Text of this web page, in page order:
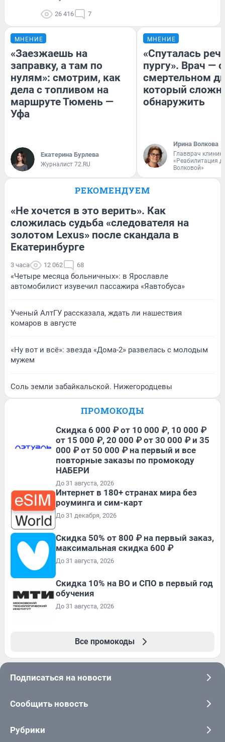
26 416 7
МНЕНИЕ
«Заезжаешь на
заправку, а там по
нулям»: смотрим, как
дела с топливом на
маршруте Тюмень —
Уфа
Екатерина Бурлева
Журналист 72.RU
МНЕНИЕ
«Спуталась
пургу». Врач — о
смертельном
который
обнаружить
Ирина Волкова
Главврач
«Реабилитация
Волковой»
РЕКОМЕНДУЕМ
«Не хочется в это верить». Как
сложилась судьба «следователя на
золотом Lexus» после скандала в
Екатеринбурге
3 часа 12 062 68
«Четыре месяца больничных»: в Ярославле
автомобилист изувечил пассажира «Яавтобуса»
Ученый АлтГУ рассказала, ждать ли нашествия
комаров в августе
«Ну вот и всё»: звезда «Дома-2» развелась с молодым
мужем
Соль земли забайкальской. Нижегородцевы
ПРОМОКОДЫ
Скидка 6 000 ₽ от 10 000 ₽, 10 000 ₽
от 15 000 ₽, 20 000 ₽ от 30 000 ₽ и 35
000 ₽ от 50 000 ₽ на первый и все
повторные заказы по промокоду
НАБЕРИ
До 31 августа, 2026
Интернет в 180+ странах мира без
роуминга и сим-карт
До 31 декабря, 2026
Скидка 50% от 800 ₽ на первый заказ,
максимальная скидка 600 ₽
До 31 августа, 2026
Скидка 10% на ВО и СПО в первый год
обучения
До 31 августа, 2026
Все промокоды
Подписаться на новости
Сообщить новость
Рубрики